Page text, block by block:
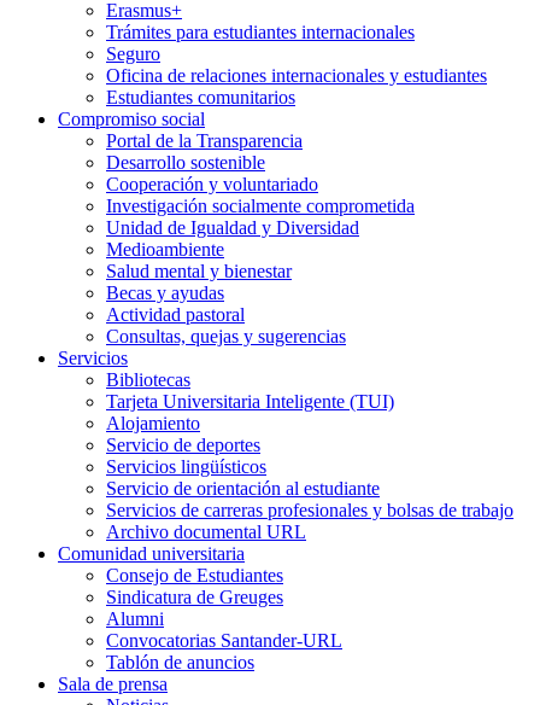
Erasmus+
Trámites para estudiantes internacionales
Seguro
Oficina de relaciones internacionales y estudiantes
Estudiantes comunitarios
Compromiso social
Portal de la Transparencia
Desarrollo sostenible
Cooperación y voluntariado
Investigación socialmente comprometida
Unidad de Igualdad y Diversidad
Medioambiente
Salud mental y bienestar
Becas y ayudas
Actividad pastoral
Consultas, quejas y sugerencias
Servicios
Bibliotecas
Tarjeta Universitaria Inteligente (TUI)
Alojamiento
Servicio de deportes
Servicios lingüísticos
Servicio de orientación al estudiante
Servicios de carreras profesionales y bolsas de trabajo
Archivo documental URL
Comunidad universitaria
Consejo de Estudiantes
Sindicatura de Greuges
Alumni
Convocatorias Santander-URL
Tablón de anuncios
Sala de prensa